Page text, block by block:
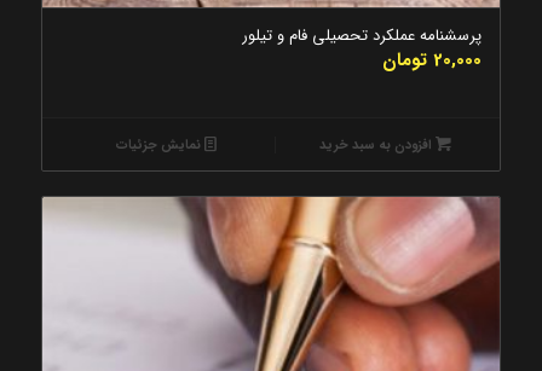
5.00
پرسشنامه عملکرد تحصیلی فام و تیلور
20,000 تومان
افزودن به سبد خرید نمایش جزئیات